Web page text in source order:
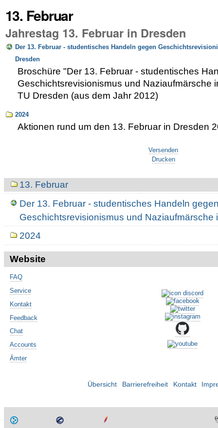
13. Februar
Jahrestag 13. Februar in Dresden
Der 13. Februar - studentisches Handeln gegen
Dresden
Broschüre "Der 13. Februar - studentisches
Geschichtsrevisionismus und Naziaufmärsche
TU Dresden (aus dem Jahr 2012)
2024
Aktionen rund um den 13. Februar in Dresden
Versenden
Drucken
Navigation13. Februar
Der 13. Februar - studentisches Handeln
Geschichtsrevisionismus und Naziaufmärsche
2024
Website
FAQ
Service
Kontakt
Feedback
Chat
Accounts
Ämter
Übersicht Barrierefreiheit Kontakt